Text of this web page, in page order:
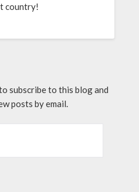
country!
subscribe to this blog and
posts by email.